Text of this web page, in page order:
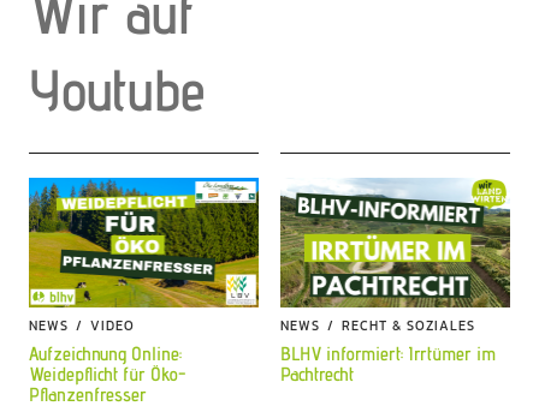
Youtube
NEWS VIDEO
Aufzeichnung Online:
Weidepflicht für Öko-
Pflanzenfresser
NEWS RECHT & SOZIALES
BLHV informiert: Irrtümer im
Pachtrecht